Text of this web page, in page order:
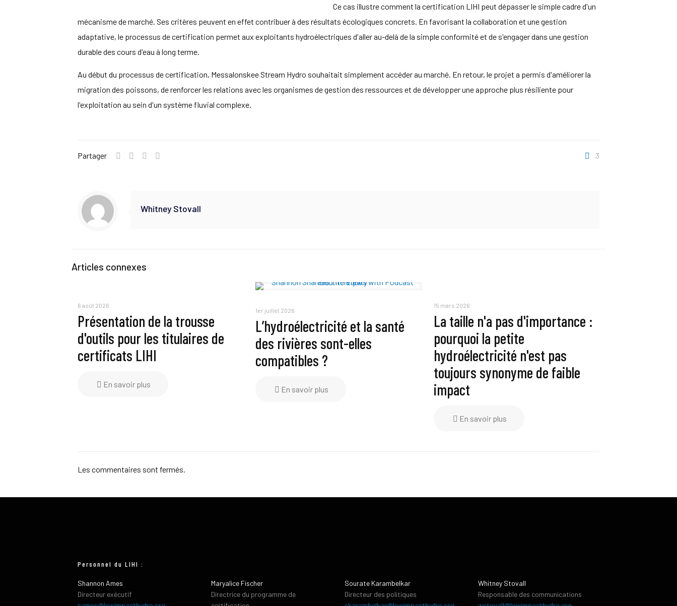
Ce cas illustre comment la certification LIHI peut dépasser le simple cadre d'un
mécanisme de marché. Ses critères peuvent en effet contribuer à des résultats écologiques concrets. En favorisant la collaboration et une gestion
adaptative, le processus de certification permet aux exploitants hydroélectriques d'aller au-delà de la simple conformité et de s'engager dans une gestion
durable des cours d'eau à long terme.
Au début du processus de certification, Messalonskee Stream Hydro souhaitait simplement accéder au marché. En retour, le projet a permis d'améliorer la
migration des poissons, de renforcer les relations avec les organismes de gestion des ressources et de développer une approche plus résiliente pour
l'exploitation au sein d'un système fluvial complexe.
Partager 3
Whitney Stovall
Articles connexes
6 août 2026
Présentation de la trousse
d'outils pour les titulaires de
certificats LIHI
En savoir plus
1er juillet 2026
L’hydroélectricité et la santé
des rivières sont-elles
compatibles ?
En savoir plus
15 mars 2026
La taille n'a pas d'importance :
pourquoi la petite
hydroélectricité n'est pas
toujours synonyme de faible
impact
En savoir plus
Les commentaires sont fermés.
Personnel du LIHI :
Shannon Ames
Directeur exécutif
Maryalice Fischer
Directrice du programme de
Sourate Karambelkar
Directeur des politiques
Whitney Stovall
Responsable des communications